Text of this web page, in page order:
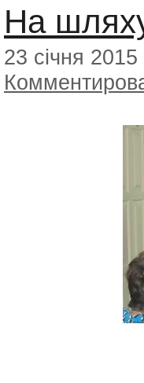
На
23 січня 2015